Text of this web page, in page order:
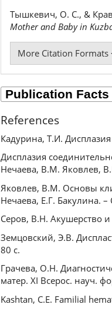
Тышкевич, О. С., &
Mother and Baby in
More Citation Formats
References
Кадурина, Т.И.
Дисплазия
Нечаева, В.М. Яковлев,
Яковлев, В.М. Основы
Нечаева, Е.Г. Бакулина. –
Серов, В.Н. Акушерство
Земцовский, Э.В.
80 с.
Грачева, О.Н.
матер. XI Всерос. науч.
Kashtan, C.E. Familial